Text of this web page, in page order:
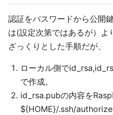
認証をパスワードから公開
は(設定次第ではあるが）よ
ざっくりとした手順だが、
ローカル側で
で作成。
id_rsa.pubの内容を
${HOME}/.ssh/